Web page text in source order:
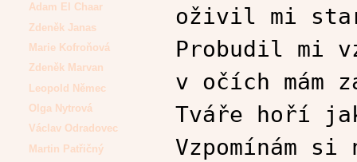
Adam El Chaar
Zdeněk Janas
Marie Kofroňová
Zdeněk Marvan
Leopold Němec
Olga Nytrová
Václav Odradovec
Martin Patřičný
oživil mi
Probudil mi
v očích mám
Tváře hoří
Vzpomínám